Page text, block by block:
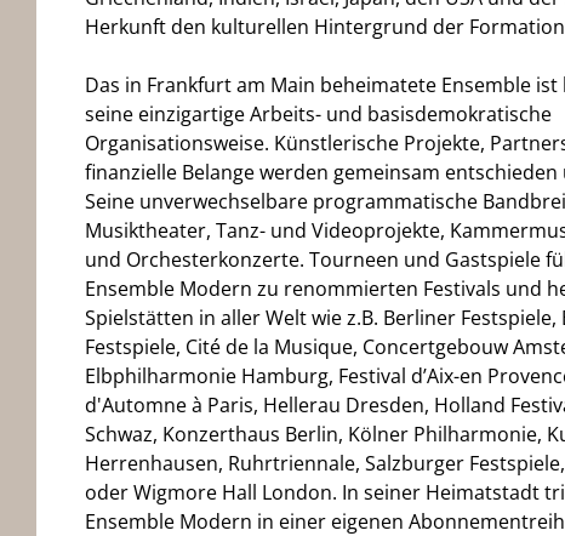
Herkunft den kulturellen Hintergrund der
Das in Frankfurt am Main beheimatete Ensemble
seine einzigartige Arbeits- und basisdemokratische
Organisationsweise. Künstlerische Projekte,
finanzielle Belange werden gemeinsam
Seine unverwechselbare programmatische
Musiktheater, Tanz- und Videoprojekte,
und Orchesterkonzerte. Tourneen und Gastspiele
Ensemble Modern zu renommierten Festivals und
Spielstätten in aller Welt wie z.B. Berliner Festspiele,
Festspiele, Cité de la Musique, Concertgebouw
Elbphilharmonie Hamburg, Festival d’Aix-en
d'Automne à Paris, Hellerau Dresden, Holland
Schwaz, Konzerthaus Berlin, Kölner Philharmonie,
Herrenhausen, Ruhrtriennale, Salzburger
oder Wigmore Hall London. In seiner Heimatstadt
Ensemble Modern in einer eigenen